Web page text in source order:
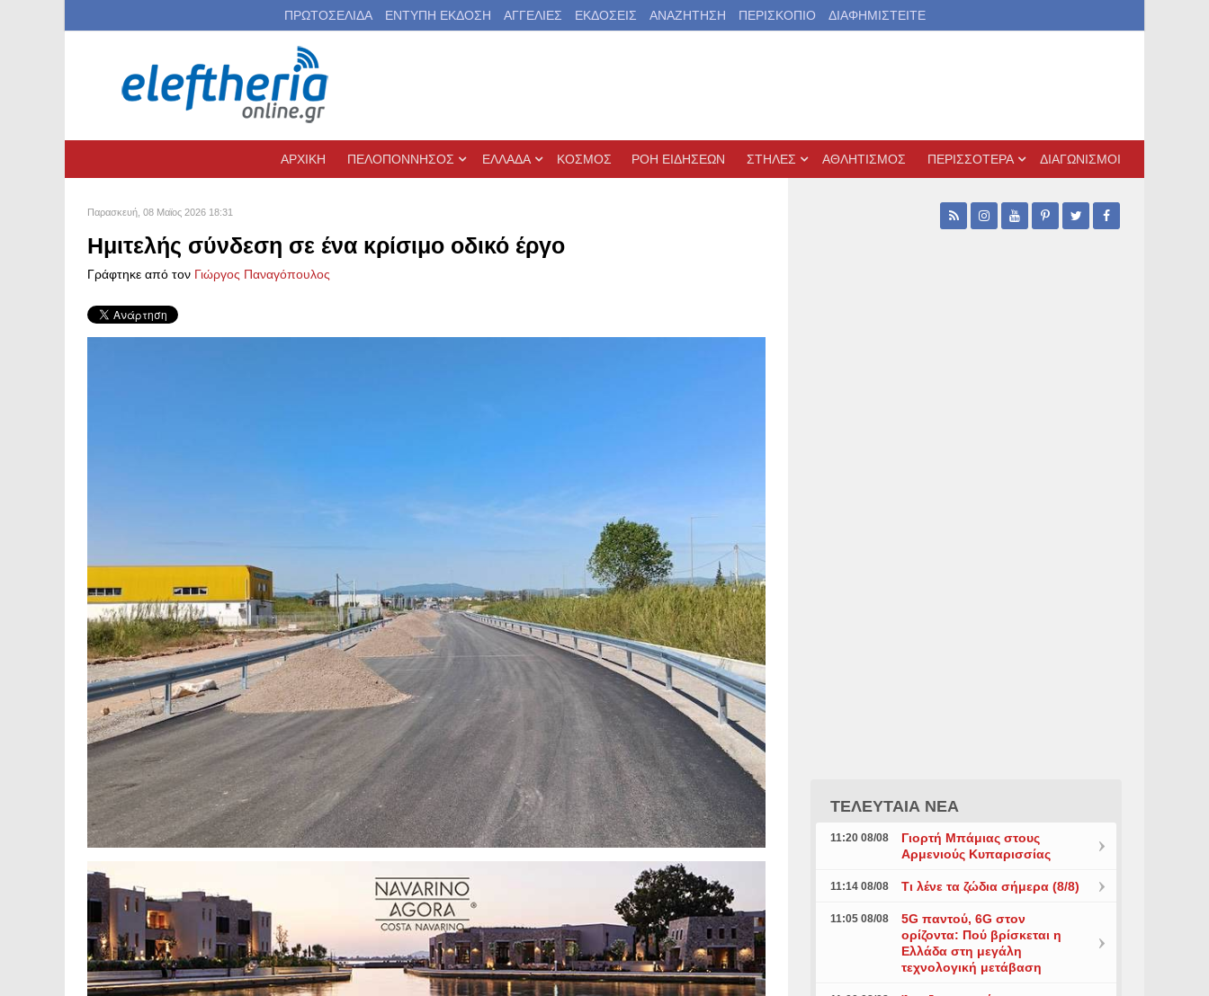
ΠΡΩΤΟΣΕΛΙΔΑ ΕΝΤΥΠΗ ΕΚΔΟΣΗ ΑΓΓΕΛΙΕΣ ΕΚΔΟΣΕΙΣ ΑΝΑΖΗΤΗΣΗ ΠΕΡΙΣΚΟΠΙΟ ΔΙΑΦΗΜΙΣΤΕΙΤΕ
ΑΡΧΙΚΗ ΠΕΛΟΠΟΝΝΗΣΟΣ ΕΛΛΑΔΑ ΚΟΣΜΟΣ ΡΟΗ ΕΙΔΗΣΕΩΝ ΣΤΗΛΕΣ ΑΘΛΗΤΙΣΜΟΣ ΠΕΡΙΣΣΟΤΕΡΑ ΔΙΑΓΩΝΙΣΜΟΙ
Παρασκευή, 08 Μαϊος 2026 18:31
Ημιτελής σύνδεση σε ένα κρίσιμο οδικό έργο
Γράφτηκε από τον Γιώργος Παναγόπουλος
ΤΕΛΕΥΤΑΙΑ ΝΕΑ
11:20 08/08
Γιορτή Μπάμιας στους
Αρμενιούς Κυπαρισσίας
11:14 08/08 Τι λένε τα ζώδια σήμερα (8/8)
11:05 08/08
5G παντού, 6G στον
ορίζοντα: Πού βρίσκεται η
Ελλάδα στη μεγάλη
τεχνολογική μετάβαση